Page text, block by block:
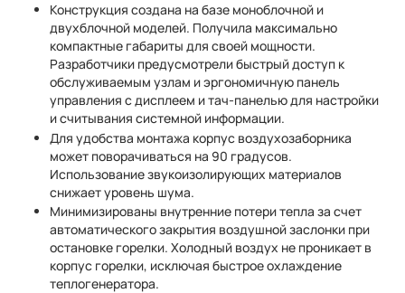
Конструкция создана на базе моноблочной и
двухблочной моделей. Получила максимально
компактные габариты для своей мощности.
Разработчики предусмотрели быстрый доступ к
обслуживаемым узлам и эргономичную панель
управления с дисплеем и тач-панелью для настройки
и считывания системной информации.
Для удобства монтажа корпус воздухозаборника
может поворачиваться на 90 градусов.
Использование звукоизолирующих материалов
снижает уровень шума.
Минимизированы внутренние потери тепла за счет
автоматического закрытия воздушной заслонки при
остановке горелки. Холодный воздух не проникает в
корпус горелки, исключая быстрое охлаждение
теплогенератора.